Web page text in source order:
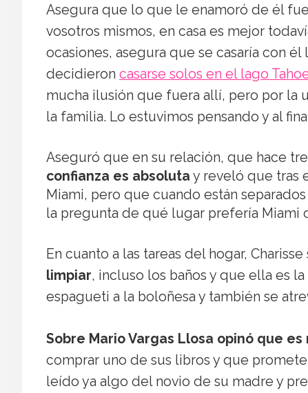
Asegura que lo que le enamoró de él
vosotros mismos, en casa es mejor
ocasiones, asegura que se casaría con
decidieron casarse solos en el lago
mucha ilusión que fuera allí, pero por la
la familia. Lo estuvimos pensando y al
Aseguró que en su relación, que hace
confianza es absoluta y reveló que tras
Miami, pero que cuando están
la pregunta de qué lugar prefería Miami
En cuanto a las tareas del hogar,
limpiar, incluso los baños y que ella es
espagueti a la boloñesa y también se
Sobre Mario Vargas Llosa opinó que
comprar uno de sus libros y que
leído ya algo del novio de su madre y